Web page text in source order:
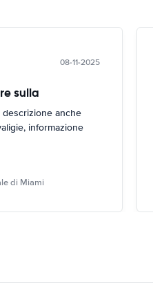
08-11-2025
sulla
anche
informazione
di Miami